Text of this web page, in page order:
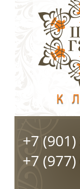
+7 (901)
+7 (977)